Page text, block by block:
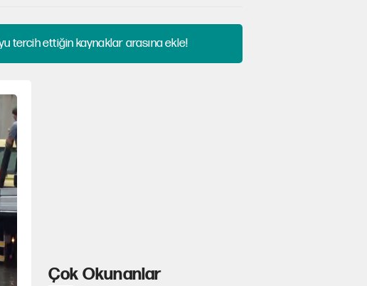
tercih ettiğin kaynaklar arasına ekle!
Çok Okunanlar